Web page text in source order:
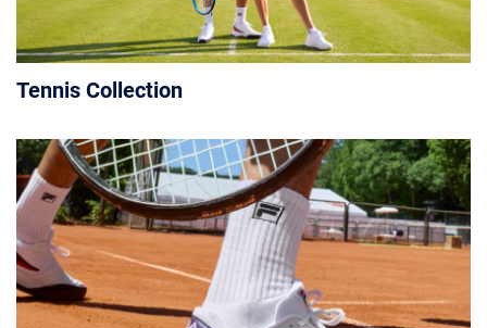
Tennis Collection